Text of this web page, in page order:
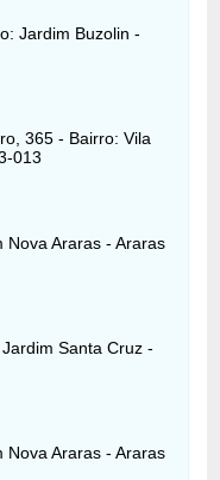
Jardim Buzolin -
365 - Bairro: Vila
013
Nova Araras - Araras
Santa Cruz -
Nova Araras - Araras